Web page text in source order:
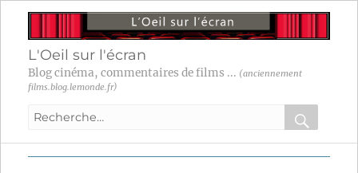
L'Oeil sur l'écran
Blog cinéma, commentaires de films ... (anciennement
films.blog.lemonde.fr)
Recherche
:
OK